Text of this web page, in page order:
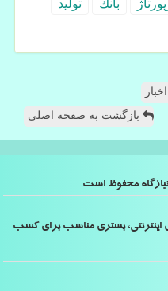
بانك
تولید
بازگشت به صفحه اصلی
اینترنتی، بستری مناسب برای کسب